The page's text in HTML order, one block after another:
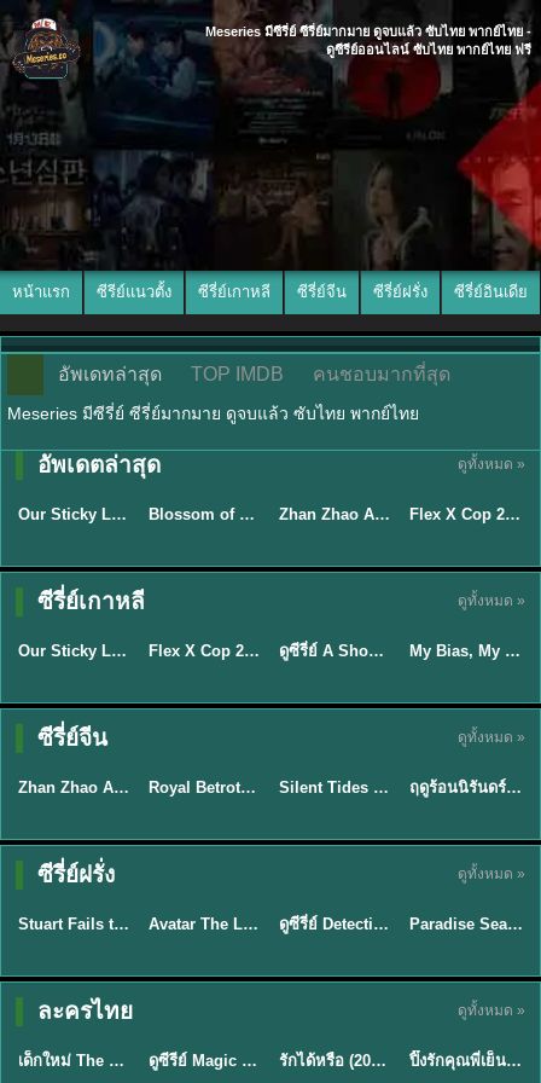
Meseries มีซีรี่ย์ ซีรี่ย์มากมาย ดูจบแล้ว ซับไทย พากย์ไทย -
ดูซีรีย์ออนไลน์ ซับไทย พากย์ไทย ฟรี
หน้าแรก ซีรีย์แนวตั้ง ซีรี่ย์เกาหลี ซีรี่ย์จีน ซีรี่ย์ฝรั่ง ซีรี่ย์อินเดีย
อัพเดทล่าสุด TOP IMDB คนชอบมากที่สุด
Meseries มีซีรี่ย์ ซีรี่ย์มากมาย ดูจบแล้ว ซับไทย พากย์ไทย
อัพเดตล่าสุด ดูทั้งหมด »
★6
ซับไทย
Our Sticky Love รักติดหนึบ (2026) พากย์ไทย ซับไทย EP.1-12 Blossom of Power (2026) บุหงาซ่อนคม พากย์ไทย ซับไทย EP1-36 ★5 Zhan Zhao Adventures จั่นเจาตะลุยยุทธภพ (2026) พากย์ไทย ซับไทย EP.1-37 (จบ) ★8
ซับไทย
Flex X Cop 2 คุณชายสายสืบ ซีซั่น 2 (2026) พากย์ไทย ซับไทย EP.1-14
ซีรี่ย์เกาหลี ดูทั้งหมด »
★6
ซับไทย
Our Sticky Love รักติดหนึบ (2026) พากย์ไทย ซับไทย EP.1-12 ★8 Flex X Cop 2 คุณชายสายสืบ ซีซั่น 2 (2026) พากย์ไทย ซับไทย EP.1-14 ★8 EP.16ดูซีรี่ย์ A Shop for Killers 2 ร้านลับนักฆ่า ซีซัน 2 (2026) ซับไทย-พากย์ไทย
ซับไทย
My Bias, My Boss เมื่อเมนฉันเป็นประธานบริษัท (2026) พากย์ไทย ซับไทย EP.1-12
ซีรี่ย์จีน ดูทั้งหมด »
★5
พากย์ไทย
Zhan Zhao Adventures จั่นเจาตะลุยยุทธภพ (2026) พากย์ไทย ซับไทย EP.1-37 (จบ) ★9 Royal Betrothal (2026) สัญญาวิวาห์แห่งราชวงศ์ พากย์ไทย ซับไทย EP1-32 ★9.5 Silent Tides คลื่นลมลวง (2025) พากย์ไทย ซับไทย EP.1-31 ★8.8
พากย์ไทย
ฤดูร้อนนิรันดร์ (2026) Never-Ending Summer พากย์ไทย EP.1-29
ซีรี่ย์ฝรั่ง ดูทั้งหมด »
★9.3
พากย์ไทย
Stuart Fails to Save the Universe สจ๊วตล่มแผนกู้จักรวาล (2026) พากย์ไทย ซับไทย EP.1-10 ★7.8 EP.7Avatar The Last Airbender 2 เณรน้อยเจ้าอภินิหาร พากย์ไทย EP.9ดูซีรี่ย์ Detective Hole (2026) พากย์ไทย HD ฟรี อัปเดตล่าสุด Netflix EP.8
พากย์ไทย
Paradise Season 2 (2026) พากย์ไทย EP1-8 ดูซีรี่ย์ฝรั่ง HD ครบทุกตอน
ละครไทย ดูทั้งหมด »
★ 8 EP.6
พากย์ไทย
เด็กใหม่ The Reset 2026 EP1-6 พากย์ไทย ดูซีรี่ย์ Netflix ล่าสุด HD ดูซีรีย์ Magic Move (2026) ทำนายทายรัก Thai EP.1-10 HD รักได้หรือ (2026) YOUNG Let's Begin Again พากย์ไทย EP.1-19 ★8
พากย์ไทย
ปิ๊งรักคุณพี่เย็นชา (2026) Frozen Valentine EP.1-10 (จบ)